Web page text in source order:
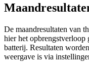
De maandresultaten van
hier het opbrengstverloop
batterij. Resultaten
weergave is via